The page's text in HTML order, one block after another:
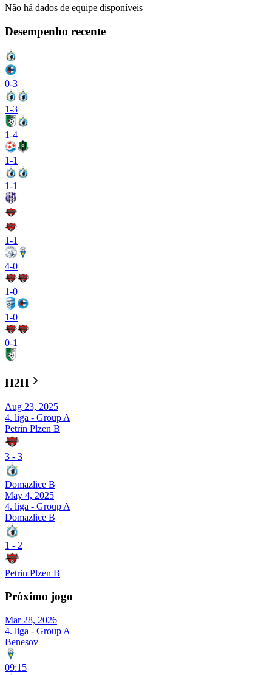
Não há dados de equipe disponíveis
Desempenho recente
0-3
1-3
1-4
1-1
1-1
1-1
4-0
1-0
1-0
0-1
H2H
Aug 23, 2025
4. liga - Group A
Petrin Plzen B
3 - 3
Domazlice B
May 4, 2025
4. liga - Group A
Domazlice B
1 - 2
Petrin Plzen B
Próximo jogo
Mar 28, 2026
4. liga - Group A
Benesov
09:15